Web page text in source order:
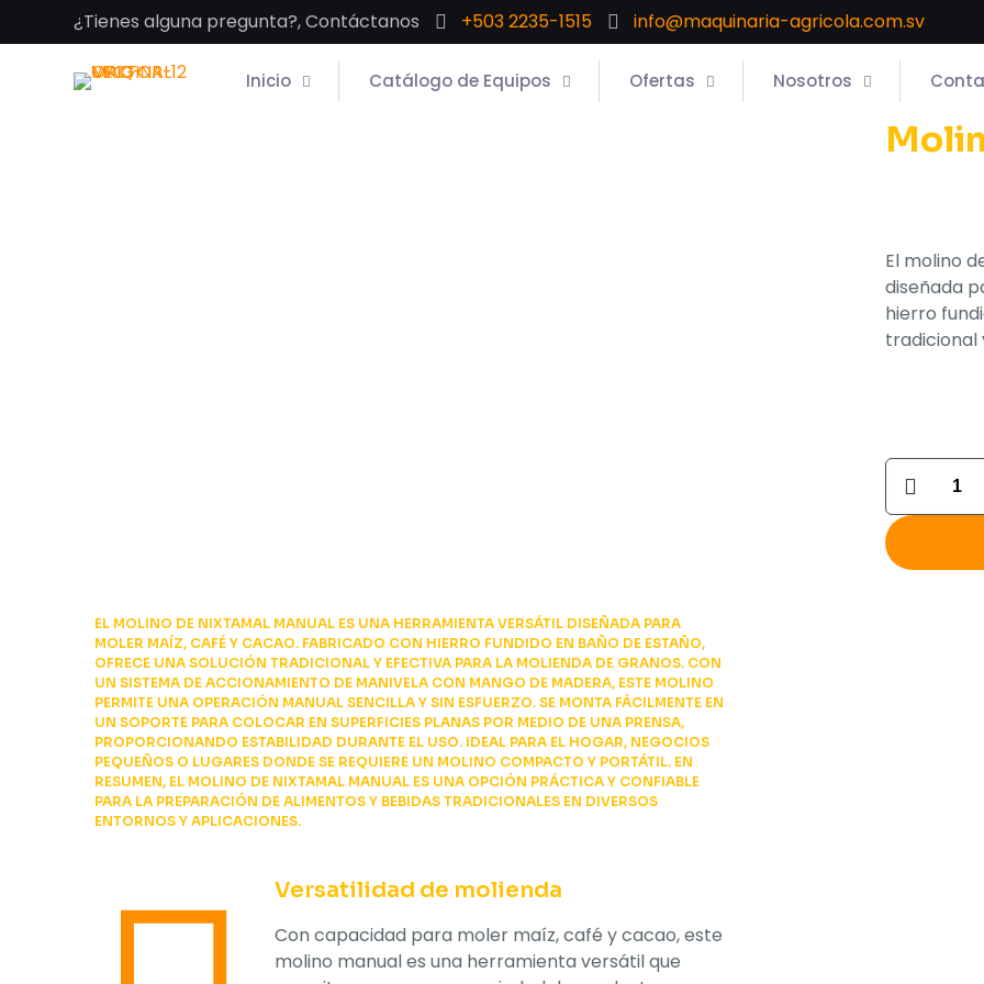
¿Tienes alguna pregunta?, Contáctanos +503 2235-1515 info@maquinaria-agricola.com.sv
Inicio Catálogo de Equipos Ofertas Nosotros
El molino
diseñada
hierro
tradicional
Molino
Manual
de
Nixtamal
cantidad
EL MOLINO DE NIXTAMAL MANUAL ES UNA HERRAMIENTA VERSÁTIL DISEÑADA PARA
MOLER MAÍZ, CAFÉ Y CACAO. FABRICADO CON HIERRO FUNDIDO EN BAÑO DE ESTAÑO,
OFRECE UNA SOLUCIÓN TRADICIONAL Y EFECTIVA PARA LA MOLIENDA DE GRANOS. CON
UN SISTEMA DE ACCIONAMIENTO DE MANIVELA CON MANGO DE MADERA, ESTE MOLINO
PERMITE UNA OPERACIÓN MANUAL SENCILLA Y SIN ESFUERZO. SE MONTA FÁCILMENTE EN
UN SOPORTE PARA COLOCAR EN SUPERFICIES PLANAS POR MEDIO DE UNA PRENSA,
PROPORCIONANDO ESTABILIDAD DURANTE EL USO. IDEAL PARA EL HOGAR, NEGOCIOS
PEQUEÑOS O LUGARES DONDE SE REQUIERE UN MOLINO COMPACTO Y PORTÁTIL. EN
RESUMEN, EL MOLINO DE NIXTAMAL MANUAL ES UNA OPCIÓN PRÁCTICA Y CONFIABLE
PARA LA PREPARACIÓN DE ALIMENTOS Y BEBIDAS TRADICIONALES EN DIVERSOS
ENTORNOS Y APLICACIONES.
Versatilidad de molienda
Con capacidad para moler maíz, café y cacao, este
molino manual es una herramienta versátil que